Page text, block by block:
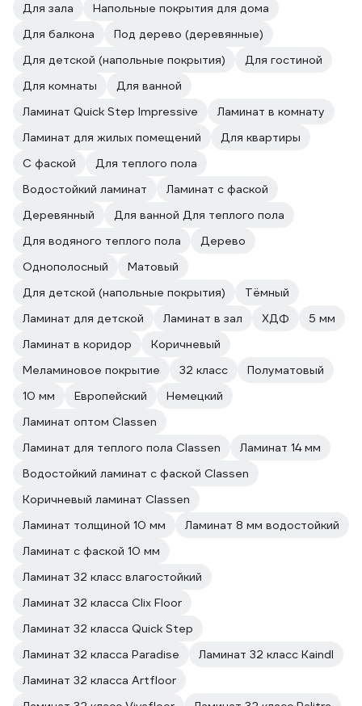
Для зала
Напольные покрытия для дома
Для балкона
Под дерево (деревянные)
Для детской (напольные покрытия)
Для гостиной
Для комнаты
Для ванной
Ламинат Quick Step Impressive
Ламинат в комнату
Ламинат для жилых помещений
Для квартиры
С фаской
Для теплого пола
Водостойкий ламинат
Ламинат с фаской
Деревянный
Для ванной Для теплого пола
Для водяного теплого пола
Дерево
Однополосный
Матовый
Для детской (напольные покрытия)
Тёмный
Ламинат для детской
Ламинат в зал ХДФ
5 мм
Ламинат в коридор
Коричневый
Меламиновое покрытие
32 класс
Полуматовый
10 мм
Европейский
Немецкий
Ламинат оптом Classen
Ламинат для теплого пола Classen
Ламинат 14 мм
Водостойкий ламинат с фаской Classen
Коричневый ламинат Classen
Ламинат толщиной 10 мм
Ламинат 8 мм водостойкий
Ламинат с фаской 10 мм
Ламинат 32 класс влагостойкий
Ламинат 32 класса Clix Floor
Ламинат 32 класса Quick Step
Ламинат 32 класса Paradise
Ламинат 32 класс Kaindl
Ламинат 32 класса Artfloor